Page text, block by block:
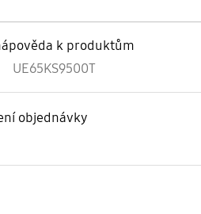
k produktům
UE65KS9500T
objednávky